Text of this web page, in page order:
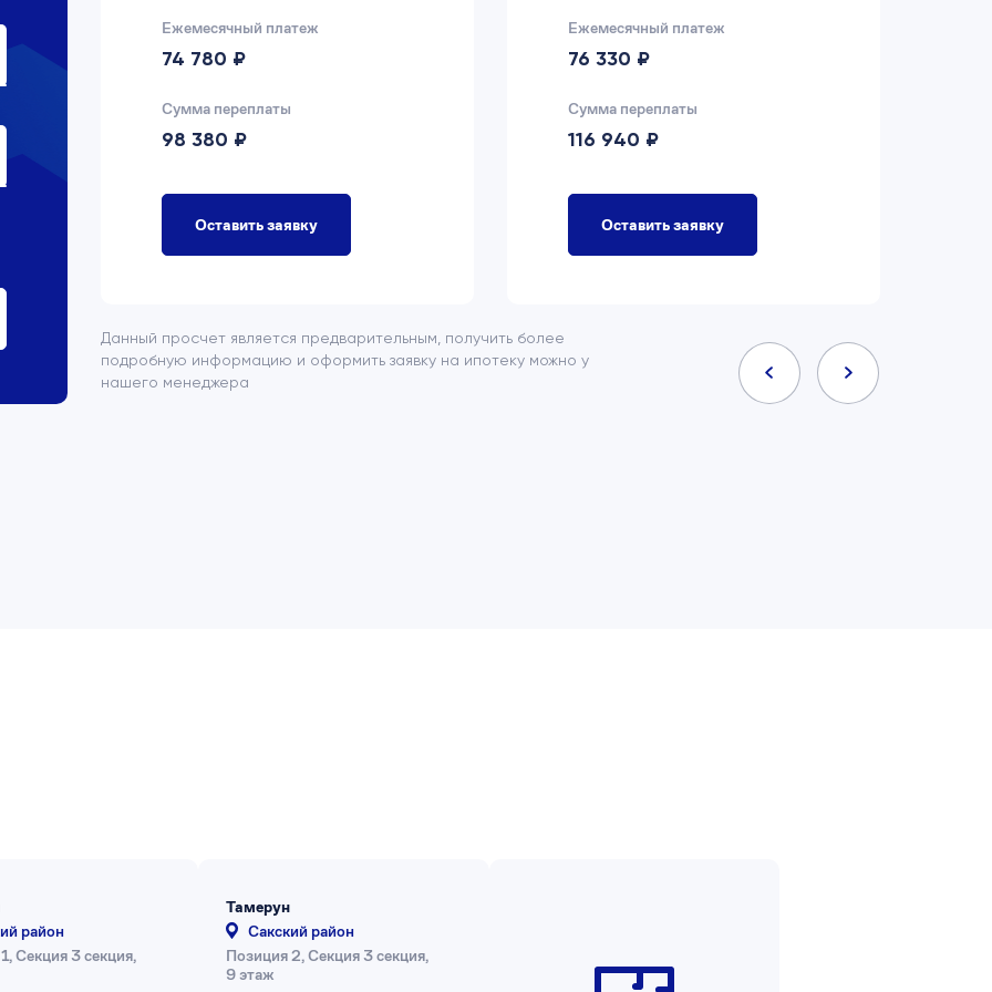
Ежемесячный платеж
74 780 ₽
Сумма переплаты
98 380 ₽
Оставить заявку
Ежемесячный платеж
76 330 ₽
Сумма переплаты
116 940 ₽
Оставить заявку
Данный просчет является предварительным, получить более
подробную информацию и оформить заявку на ипотеку можно у
нашего менеджера
район
Секция 3 секция,
Тамерун
Сакский район
Позиция 2, Секция 3 секция,
9 этаж